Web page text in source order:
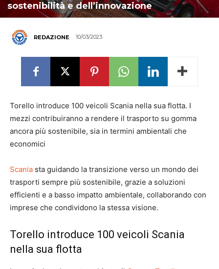
sostenibilità e dell’innovazione
REDAZIONE 10/03/2023
Torello introduce 100 veicoli Scania nella sua flotta. I
mezzi contribuiranno a rendere il trasporto su gomma
ancora più sostenibile, sia in termini ambientali che
economici
Scania sta guidando la transizione verso un mondo dei
trasporti sempre più sostenibile, grazie a soluzioni
efficienti e a basso impatto ambientale, collaborando con
imprese che condividono la stessa visione.
Torello introduce 100 veicoli Scania
nella sua flotta